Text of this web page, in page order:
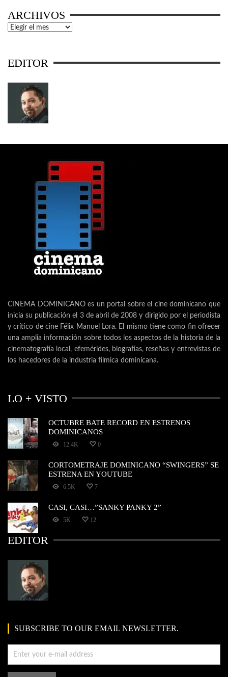
ARCHIVOS
Archivos
EDITOR
CINEMA DOMINICANO es un portal sobre el cine dominicano que
inicia su publicación el 3 de abril de 2008 y dirigido por el periodista
y crítico de cine Félix Manuel Lora. El mismo tiene como fin ofrecer
una amplia información sobre todos los aspectos de la historia de la
cinematografía local, efemérides, biografías, reseñas y entrevistas de
los hacedores de la industria fílmica dominicana.
LO + VISTO
OCTUBRE BATE RECORD EN ESTRENOS
DOMINICANOS
12.4K 0
CORTOMETRAJE DOMINICANO “SWINGERS” SE
ESTRENA EN YOUTUBE
6.5K 7
CASI, CASI…”SANKY PANKY 2”
5K 12
EDITOR
SUBSCRIBE TO OUR EMAIL NEWSLETTER.